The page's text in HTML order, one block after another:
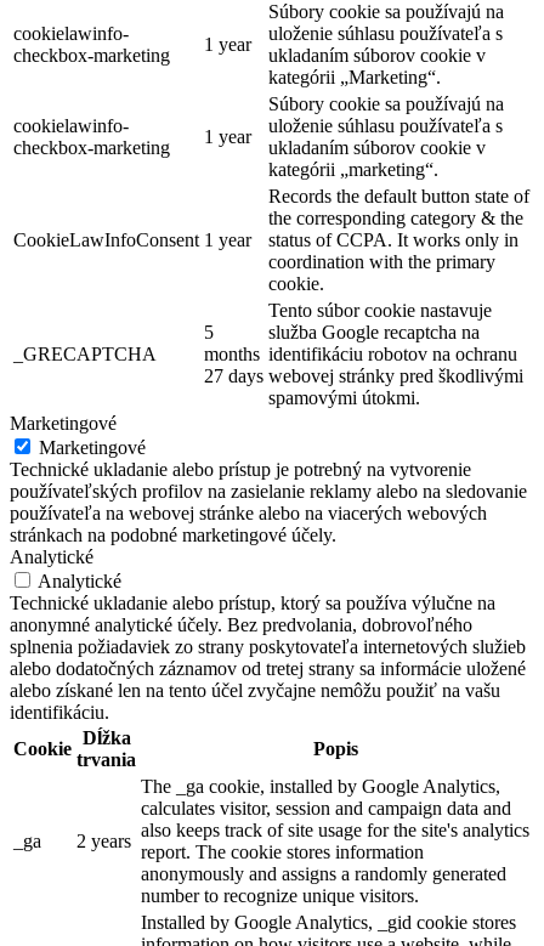
cookielawinfo-
checkbox-marketing
1 year
Súbory cookie sa používajú na
uloženie súhlasu používateľa s
ukladaním súborov cookie v
kategórii „Marketing“.
cookielawinfo-
checkbox-marketing
1 year
Súbory cookie sa používajú na
uloženie súhlasu používateľa s
ukladaním súborov cookie v
kategórii „marketing“.
CookieLawInfoConsent 1 year
Records the default button state of
the corresponding category & the
status of CCPA. It works only in
coordination with the primary
cookie.
_GRECAPTCHA
5
months
27 days
Tento súbor cookie nastavuje
služba Google recaptcha na
identifikáciu robotov na ochranu
webovej stránky pred škodlivými
spamovými útokmi.
Marketingové
Marketingové
Technické ukladanie alebo prístup je potrebný na vytvorenie
používateľských profilov na zasielanie reklamy alebo na sledovanie
používateľa na webovej stránke alebo na viacerých webových
stránkach na podobné marketingové účely.
Analytické
Analytické
Technické ukladanie alebo prístup, ktorý sa používa výlučne na
anonymné analytické účely. Bez predvolania, dobrovoľného
splnenia požiadaviek zo strany poskytovateľa internetových služieb
alebo dodatočných záznamov od tretej strany sa informácie uložené
alebo získané len na tento účel zvyčajne nemôžu použiť na vašu
identifikáciu.
Cookie
Dĺžka
trvania
Popis
_ga 2 years
The _ga cookie, installed by Google Analytics,
calculates visitor, session and campaign data and
also keeps track of site usage for the site's analytics
report. The cookie stores information
anonymously and assigns a randomly generated
number to recognize unique visitors.
Installed by Google Analytics, _gid cookie stores